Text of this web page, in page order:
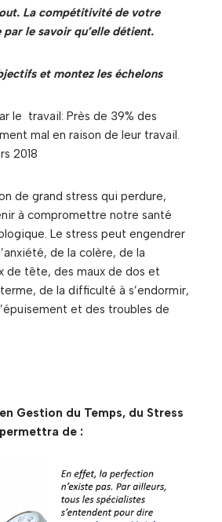
La compétitivité de votre
le savoir qu’elle détient.
et montez les échelons
le travail: Près de 39% des
mal en raison de leur travail.
2018
de grand stress qui perdure,
à compromettre notre santé
Le stress peut engendrer
de la colère, de la
de tête, des maux de dos et
de la difficulté à s’endormir,
et des troubles de
Gestion du Temps, du Stress
permettra de :